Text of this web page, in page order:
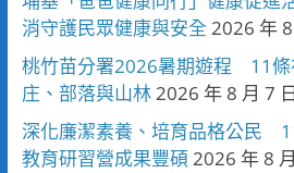
消守護民眾健康與安全 2026 年
桃竹苗分署2026暑期遊程 11條
庄、部落與山林2026 年 8 月 7
深化廉潔素養、培育品格公民
教育研習營成果豐碩 2026 年 8